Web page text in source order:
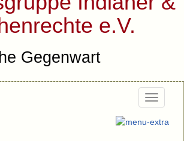
e.V.
Gegenwart